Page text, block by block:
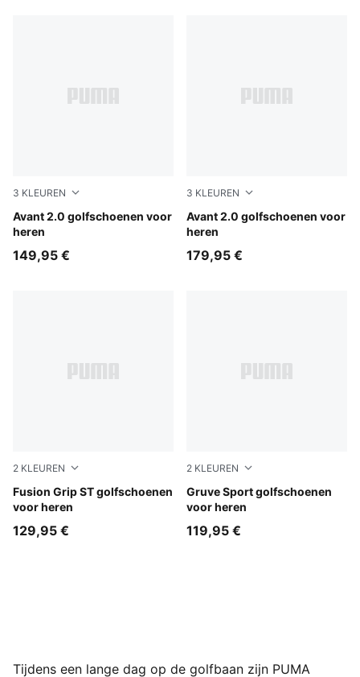
3 KLEUREN
Avant 2.0 golfschoenen voor
heren
PUMA Black-Flat Dark Gray-Lemon Crush
149,95 €
3 KLEUREN
Avant 2.0 golfschoenen voor
heren
PUMA White-Deep Navy-
179,95 €
2 KLEUREN
Fusion Grip ST golfschoenen
voor heren
PUMA White-PUMA Silver-Deep Navy
129,95 €
2 KLEUREN
Gruve Sport golfschoenen
voor heren
Deep Navy-Ash Gray
119,95 €
Tijdens een lange dag op de golfbaan zijn PUMA